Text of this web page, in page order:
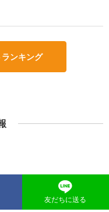
ンキング
友だちに送る